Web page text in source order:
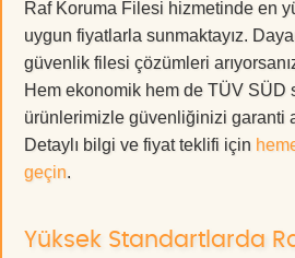
Raf Koruma Filesi hizmetinde en
uygun fiyatlarla sunmaktayız.
güvenlik filesi çözümleri
Hem ekonomik hem de TÜV SÜD
ürünlerimizle güvenliğinizi garanti
Detaylı bilgi ve fiyat teklifi için
geçin.
Yüksek Standartlarda